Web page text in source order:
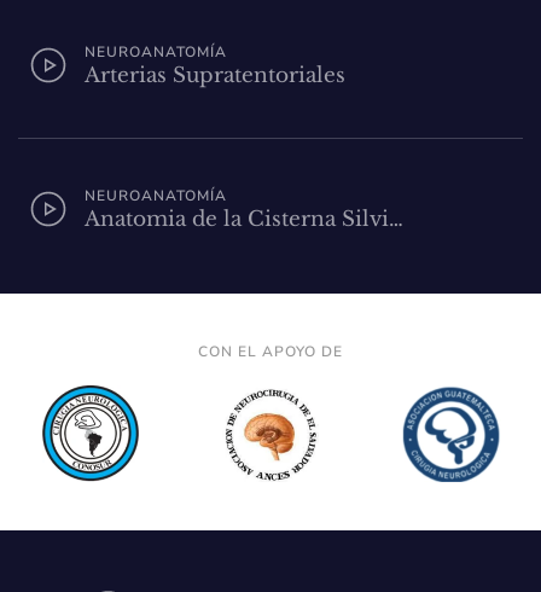
NEUROANATOMÍA
Arterias Supratentoriales
NEUROANATOMÍA
Anatomia de la Cisterna Silvi…
CON EL APOYO DE